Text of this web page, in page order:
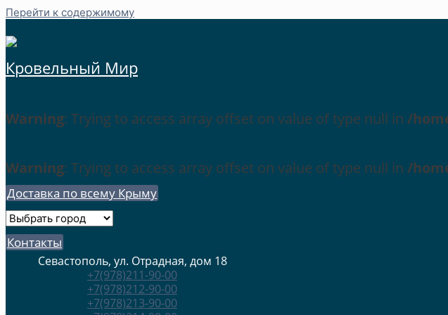
Перейти к содержимому
Кровельный Мир
Warning: Trying to access array offset on value of type null in /
Warning: Trying to access array offset on value of type null in /
Доставка по всему Крыму
Контакты
Севастополь, ул. Отрадная, дом 18
+7(978)211-90-00
+7(978)212-90-00
+7(978)213-90-00